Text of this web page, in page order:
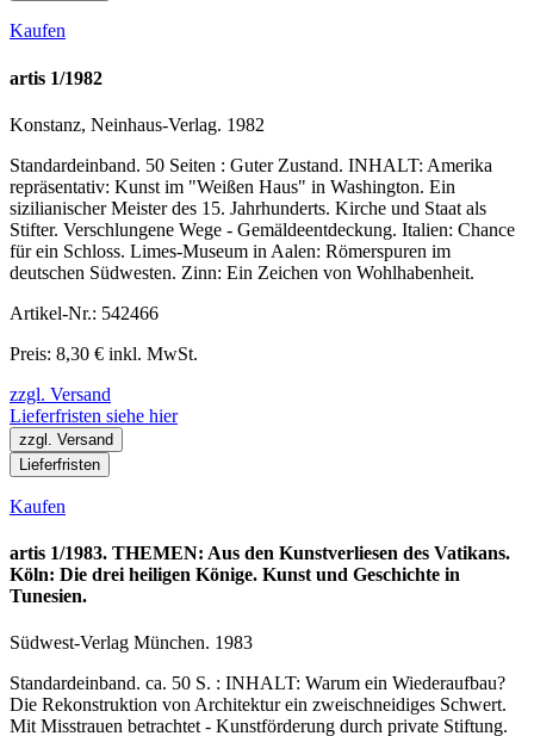
Kaufen
artis 1/1982
Konstanz, Neinhaus-Verlag. 1982
Standardeinband. 50 Seiten : Guter Zustand. INHALT: Amerika
repräsentativ: Kunst im "Weißen Haus" in Washington. Ein
sizilianischer Meister des 15. Jahrhunderts. Kirche und Staat als
Stifter. Verschlungene Wege - Gemäldeentdeckung. Italien: Chance
für ein Schloss. Limes-Museum in Aalen: Römerspuren im
deutschen Südwesten. Zinn: Ein Zeichen von Wohlhabenheit.
Artikel-Nr.: 542466
Preis: 8,30 € inkl. MwSt.
zzgl. Versand
Lieferfristen siehe hier
zzgl. Versand
Lieferfristen
Kaufen
artis 1/1983. THEMEN: Aus den Kunstverliesen des Vatikans.
Köln: Die drei heiligen Könige. Kunst und Geschichte in
Tunesien.
Südwest-Verlag München. 1983
Standardeinband. ca. 50 S. : INHALT: Warum ein Wiederaufbau?
Die Rekonstruktion von Architektur ein zweischneidiges Schwert.
Mit Misstrauen betrachtet - Kunstförderung durch private Stiftung.